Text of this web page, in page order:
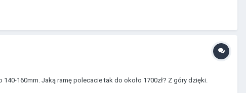
160mm. Jaką ramę polecacie tak do około 1700zł? Z góry dzięki.